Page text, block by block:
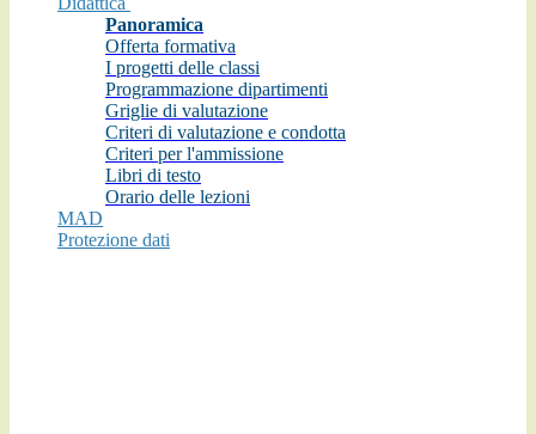
Panoramica
Offerta formativa
I progetti delle classi
Programmazione dipartimenti
Griglie di valutazione
Criteri di valutazione e condotta
Criteri per l'ammissione
Libri di testo
Orario delle lezioni
MAD
Protezione dati